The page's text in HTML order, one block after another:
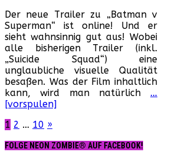
v
Superman:
Dawn
of
Justice“
–
Und
noch
ein
Der neue Trailer zu „Batman v
Superman“ ist online! Und er
sieht wahnsinnig gut aus! Wobei
alle bisherigen Trailer (inkl.
„Suicide Squad“) eine
unglaubliche visuelle Qualität
besaßen. Was der Film inhaltlich
kann, wird man natürlich …
[vorspulen]
Seitennummerierung
der
1 2 … 10 »
FOLGE NEON ZOMBIE® AUF FACEBOOK!